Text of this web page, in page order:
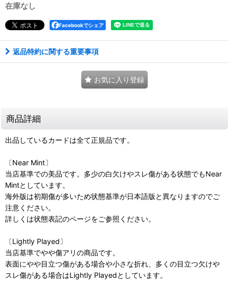
在庫なし
Facebookでシェア
返品特約に関する重要事項
お気に入り登録
商品詳細
出品しているカードは全て正規品です。
〔Near Mint〕
当店基準での美品です。多少の白欠けやスレ傷がある状態でもNear
Mintとしています。
海外版は初期傷が多いため状態基準が日本語版と異なりますのでご
注意ください。
詳しくは状態表記のページをご参照ください。
〔Lightly Played〕
当店基準でやや傷アリの商品です。
表面にやや目立つ傷がある場合や小さな折れ、多くの目立つ欠けや
スレ傷がある場合はLightly Playedとしています。